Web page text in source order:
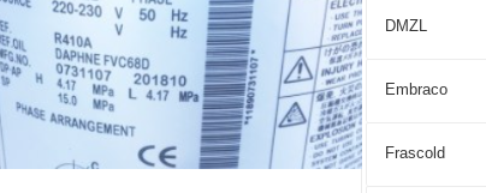
DMZL
Embraco
Frascold